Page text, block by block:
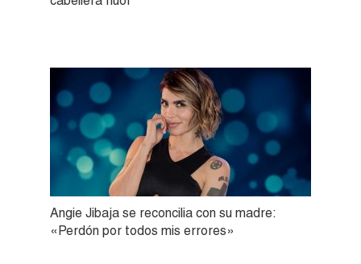
Angie Jibaja se reconcilia con su madre:
«Perdón por todos mis errores»